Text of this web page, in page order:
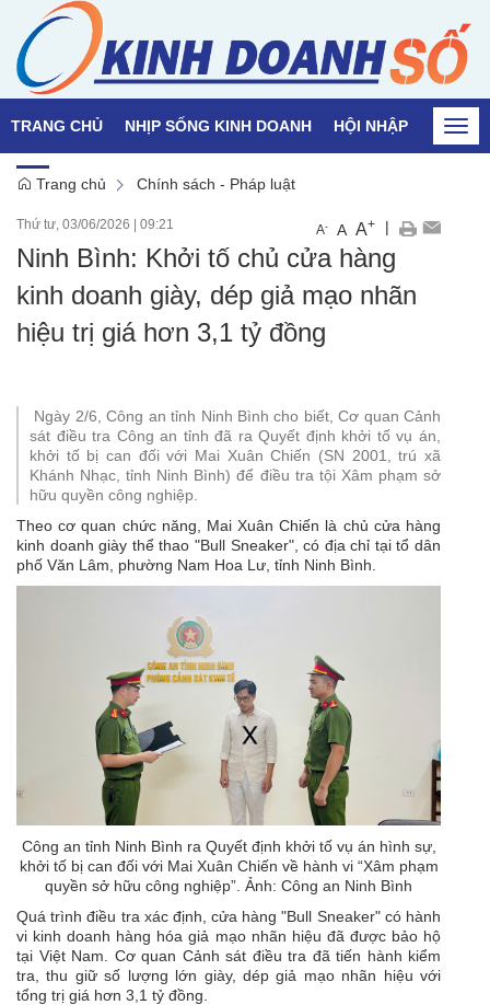
TRANG CHỦ NHỊP SỐNG KINH DOANH HỘI NHẬP QUỐC
Trang chủ Chính sách - Pháp luật
Thứ tư, 03/06/2026 09:21 A- A A+ |
Ninh Bình: Khởi tố chủ cửa hàng
kinh doanh giày, dép giả mạo nhãn
hiệu trị giá hơn 3,1 tỷ đồng
Ngày 2/6, Công an tỉnh Ninh Bình cho biết, Cơ quan Cảnh
sát điều tra Công an tỉnh đã ra Quyết định khởi tố vụ án,
khởi tố bị can đối với Mai Xuân Chiến (SN 2001, trú xã
Khánh Nhạc, tỉnh Ninh Bình) để điều tra tội Xâm phạm sở
hữu quyền công nghiệp.
Theo cơ quan chức năng, Mai Xuân Chiến là chủ cửa hàng
kinh doanh giày thể thao "Bull Sneaker", có địa chỉ tại tổ dân
phố Văn Lâm, phường Nam Hoa Lư, tỉnh Ninh Bình.
Công an tỉnh Ninh Bình ra Quyết định khởi tố vụ án hình sự,
khởi tố bị can đối với Mai Xuân Chiến về hành vi “Xâm phạm
quyền sở hữu công nghiệp”. Ảnh: Công an Ninh Bình
Quá trình điều tra xác định, cửa hàng "Bull Sneaker" có hành
vi kinh doanh hàng hóa giả mạo nhãn hiệu đã được bảo hộ
tại Việt Nam. Cơ quan Cảnh sát điều tra đã tiến hành kiểm
tra, thu giữ số lượng lớn giày, dép giả mạo nhãn hiệu với
tổng trị giá hơn 3,1 tỷ đồng.